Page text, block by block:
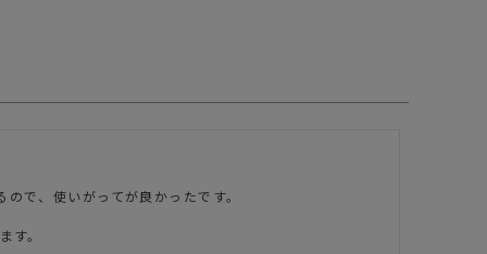
ル
インテリア
で、使いがってが良かったです。
す。